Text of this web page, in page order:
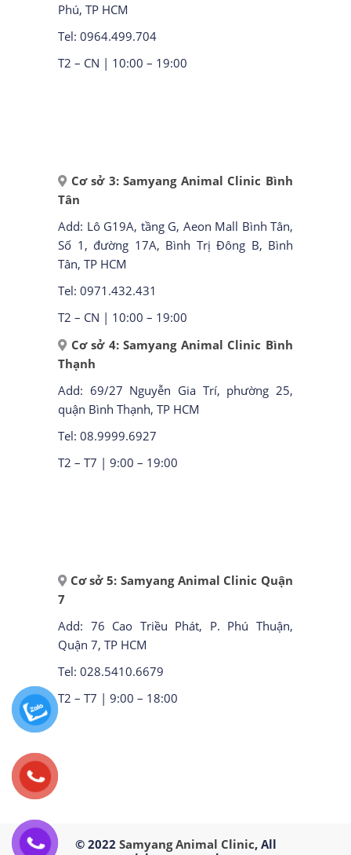
Phú, TP HCM
Tel: 0964.499.704
T2 – CN | 10:00 – 19:00
Cơ sở 3: Samyang Animal Clinic Bình
Tân
Add: Lô G19A, tầng G, Aeon Mall Bình Tân,
Số 1, đường 17A, Bình Trị Đông B, Bình
Tân, TP HCM
Tel: 0971.432.431
T2 – CN | 10:00 – 19:00
Cơ sở 4: Samyang Animal Clinic Bình
Thạnh
Add: 69/27 Nguyễn Gia Trí, phường 25,
quận Bình Thạnh, TP HCM
Tel: 08.9999.6927
T2 – T7 | 9:00 – 19:00
Cơ sở 5: Samyang Animal Clinic Quận
7
Add: 76 Cao Triều Phát, P. Phú Thuận,
Quận 7, TP HCM
Tel: 028.5410.6679
T2 – T7 | 9:00 – 18:00
© 2022 Samyang Animal Clinic, All